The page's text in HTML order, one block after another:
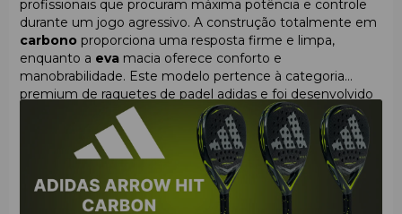
profissionais que procuram máxima potência e controle
durante um jogo agressivo. A construção totalmente em
carbono proporciona uma resposta firme e limpa,
enquanto a eva macia oferece conforto e
manobrabilidade. Este modelo pertence à categoria
premium de raquetes de padel adidas e foi desenvolvido
para jogadores que escolhem oformato diamantee o
máximo potencial de potência.